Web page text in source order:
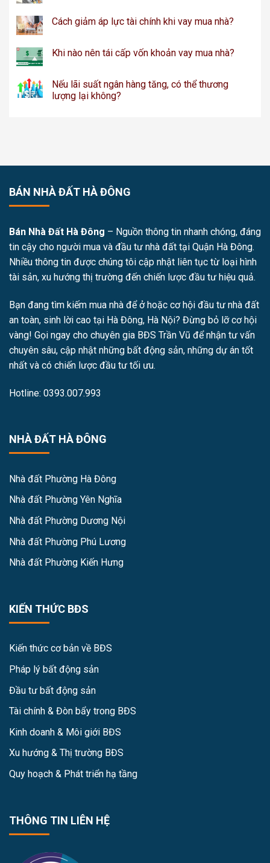
Cách giảm áp lực tài chính khi vay mua nhà?
Khi nào nên tái cấp vốn khoản vay mua nhà?
Nếu lãi suất ngân hàng tăng, có thể thương
lượng lại không?
BÁN NHÀ ĐẤT HÀ ĐÔNG
Bán Nhà Đất Hà Đông – Nguồn thông tin nhanh chóng, đáng
tin cậy cho người mua và đầu tư nhà đất tại Quận Hà Đông.
Nhiều thông tin được chúng tôi cập nhật liên tục từ loại hình
tài sản, xu hướng thị trường đến chiến lược đầu tư hiệu quả.
Bạn đang tìm kiếm mua nhà để ở hoặc cơ hội đầu tư nhà đất
an toàn, sinh lời cao tại Hà Đông, Hà Nội? Đừng bỏ lỡ cơ hội
vàng! Gọi ngay cho chuyên gia BĐS Trần Vũ để nhận tư vấn
chuyên sâu, cập nhật những bất động sản, những dự án tốt
nhất và có chiến lược đầu tư tối ưu.
Hotline: 0393.007.993
NHÀ ĐẤT HÀ ĐÔNG
Nhà đất Phường Hà Đông
Nhà đất Phường Yên Nghĩa
Nhà đất Phường Dương Nội
Nhà đất Phường Phú Lương
Nhà đất Phường Kiến Hưng
KIẾN THỨC BĐS
Kiến thức cơ bản về BĐS
Pháp lý bất động sản
Đầu tư bất động sản
Tài chính & Đòn bẩy trong BĐS
Kinh doanh & Môi giới BĐS
Xu hướng & Thị trường BĐS
Quy hoạch & Phát triển hạ tầng
THÔNG TIN LIÊN HỆ